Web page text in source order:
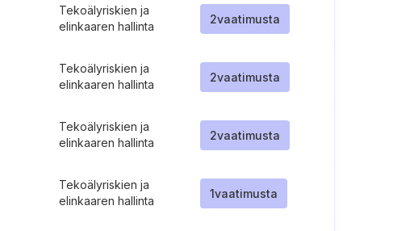
Tekoälyriskien ja
elinkaaren hallinta
2vaatimusta
Tekoälyriskien ja
elinkaaren hallinta
2vaatimusta
Tekoälyriskien ja
elinkaaren hallinta
2vaatimusta
Tekoälyriskien ja
elinkaaren hallinta
1vaatimusta